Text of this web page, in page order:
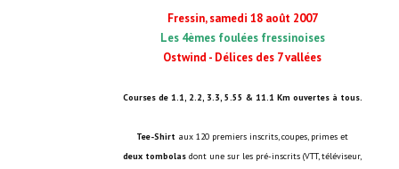
Horaires de la mairie
Les foulées fressinoises
Fressin, samedi 18 août 2007
Les 4èmes foulées fressinoises
Ostwind - Délices des 7 vallées
Courses de 1.1, 2.2, 3.3, 5.55 & 11.1 Km ouvertes à tous.
Tee-Shirt aux 120 premiers inscrits, coupes, primes et
deux tombolas dont une sur les pré-inscrits (VTT, téléviseur,